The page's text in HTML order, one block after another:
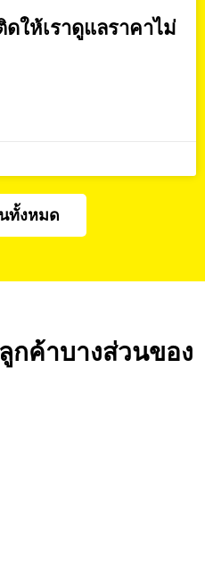
ให้เราดูแลราคาไม่
ทั้งหมด
กค้าบางส่วนของ